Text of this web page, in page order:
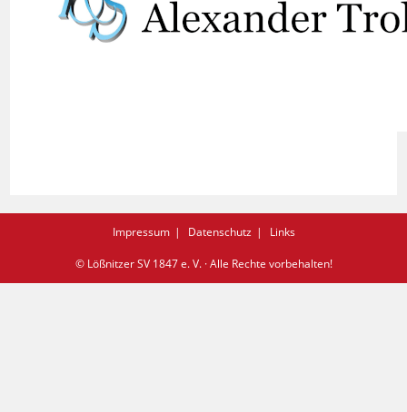
Impressum Datenschutz Links
© Lößnitzer SV 1847 e. V. · Alle Rechte vorbehalten!